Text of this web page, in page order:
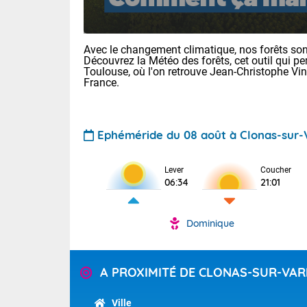
TENDANCE
Pour la
Au niveau
Tendance
Avec le changement climatique, nos forêts
Découvrez la Météo des forêts, cet outil qui
Toulouse, où l'on retrouve Jean-Christophe
France.
Ephéméride du 08 août à Clonas-sur-
Lever
06:34
Coucher
21:01
Dominique
A PROXIMITÉ DE CLONAS-SUR-
Ville
Voici les
: 22/28 Paris
Limoges :
Lille : 22/29
(26), Gard